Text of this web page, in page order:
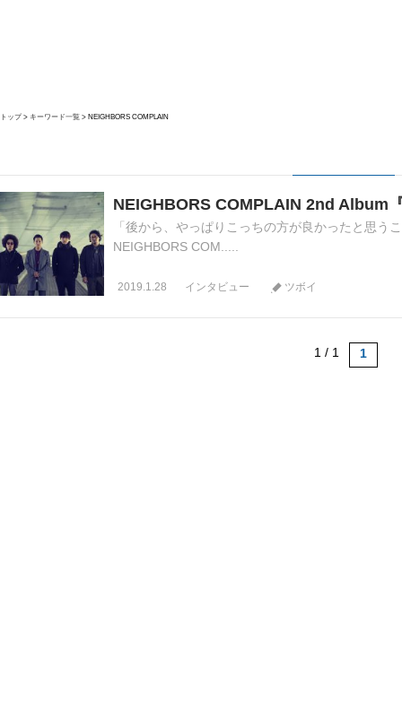
トップ キーワード一覧 NEIGHBORS COMPLAIN
NEIGHBORS COMPLAIN 2nd Album
「後から、やっぱりこっちの方が良かったと思う
NEIGHBORS COM.....
2019.1.28 インタビュー ツボイ
1 / 1 1